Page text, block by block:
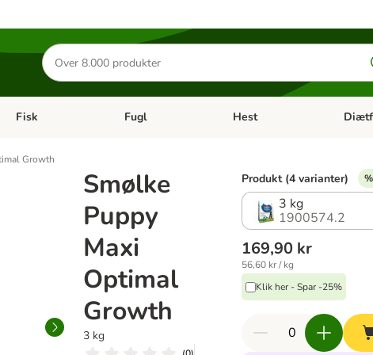
Søg
efter
produkter
Åben kategori menu: Gnaver
Fisk Åben kategori menu: Fisk
Fugl Åben kategori menu: Fugl
Hest Åben
Growth
Smølke
Puppy
Maxi
Optimal
Growth
3 kg
Produkt (4 varianter)
3 kg
1900574.2
169,90 kr
56,60 kr / kg
Klik her - Spar -25%